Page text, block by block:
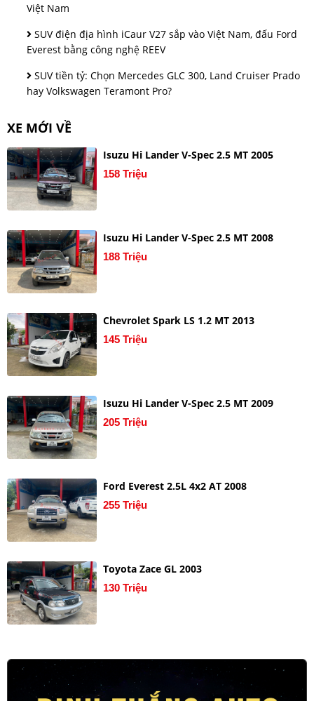
Việt Nam
SUV điện địa hình iCaur V27 sắp vào Việt Nam, đấu Ford
Everest bằng công nghệ REEV
SUV tiền tỷ: Chọn Mercedes GLC 300, Land Cruiser Prado
hay Volkswagen Teramont Pro?
XE MỚI VỀ
Isuzu Hi Lander V-Spec 2.5 MT 2005
158 Triệu
Isuzu Hi Lander V-Spec 2.5 MT 2008
188 Triệu
Chevrolet Spark LS 1.2 MT 2013
145 Triệu
Isuzu Hi Lander V-Spec 2.5 MT 2009
205 Triệu
Ford Everest 2.5L 4x2 AT 2008
255 Triệu
Toyota Zace GL 2003
130 Triệu